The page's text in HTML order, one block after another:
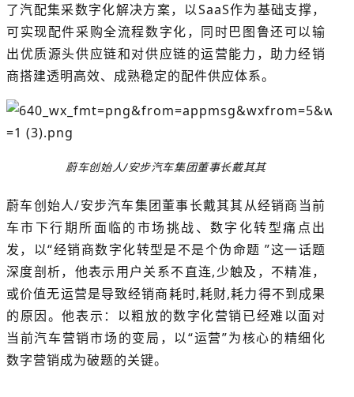
了汽配集采数字化解决方案，以SaaS作为基础支撑，
可实现配件采购全流程数字化，同时巴图鲁还可以输
出优质源头供应链和对供应链的运营能力，助力经销
商搭建透明高效、成熟稳定的配件供应体系。
蔚车创始人/安步汽车集团董事长戴其其
蔚车创始人/安步汽车集团董事长戴其其从经销商当前
车市下行期所面临的市场挑战、数字化转型痛点出
发，以“经销商数字化转型是不是个伪命题 ”这一话题
深度剖析，他表示用户关系不直连,少触及，不精准，
或价值无运营是导致经销商耗时,耗财,耗力得不到成果
的原因。他表示：以粗放的数字化营销已经难以面对
当前汽车营销市场的变局，以“运营”为核心的精细化
数字营销成为破题的关键。